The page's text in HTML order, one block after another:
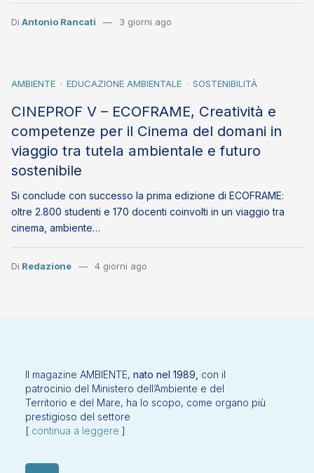
Di Antonio Rancati 3 giorni ago
AMBIENTE EDUCAZIONE AMBIENTALE SOSTENIBILITÀ
CINEPROF V – ECOFRAME, Creatività e
competenze per il Cinema del domani in
viaggio tra tutela ambientale e futuro
sostenibile
Si conclude con successo la prima edizione di ECOFRAME:
oltre 2.800 studenti e 170 docenti coinvolti in un viaggio tra
cinema, ambiente…
Di Redazione 4 giorni ago
Il magazine AMBIENTE, nato nel 1989, con il
patrocinio del Ministero dell’Ambiente e del
Territorio e del Mare, ha lo scopo, come organo più
prestigioso del settore
[ continua a leggere ]